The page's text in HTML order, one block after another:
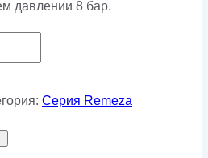
давлении 8 бар.
Серия Remeza